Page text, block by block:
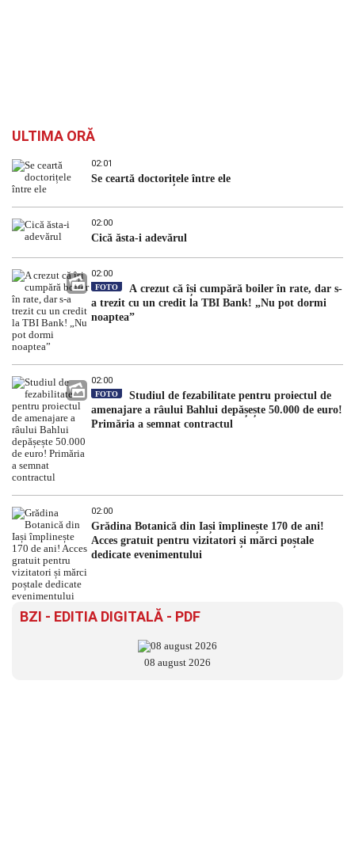
ULTIMA ORĂ
02:01
Se ceartă doctorițele între ele
02:00
Cică ăsta-i adevărul
02:00
FOTO
A crezut că își cumpără boiler în rate, dar s-
a trezit cu un credit la TBI Bank! „Nu pot dormi
noaptea”
02:00
FOTO
Studiul de fezabilitate pentru proiectul de
amenajare a râului Bahlui depășește 50.000 de euro!
Primăria a semnat contractul
02:00
Grădina Botanică din Iași împlinește 170 de ani!
Acces gratuit pentru vizitatori și mărci poștale
dedicate evenimentului
BZI - EDITIA DIGITALĂ - PDF
08 august 2026